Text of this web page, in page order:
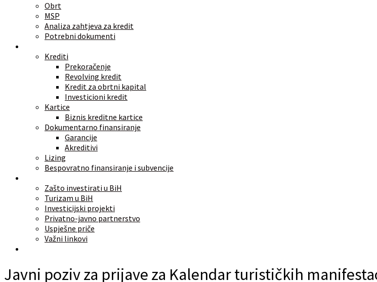
Obrt
MSP
Analiza zahtjeva za kredit
Potrebni dokumenti
Krediti
Prekoračenje
Revolving kredit
Kredit za obrtni kapital
Investicioni kredit
Kartice
Biznis kreditne kartice
Dokumentarno finansiranje
Garancije
Akreditivi
Lizing
Bespovratno finansiranje i subvencije
Zašto investirati u BiH
Turizam u BiH
Investicijski projekti
Privatno-javno partnerstvo
Uspješne priče
Važni linkovi
Javni poziv za prijave za Kalendar turističkih